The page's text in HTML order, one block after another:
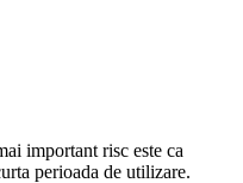
important risc este ca
perioada de utilizare.